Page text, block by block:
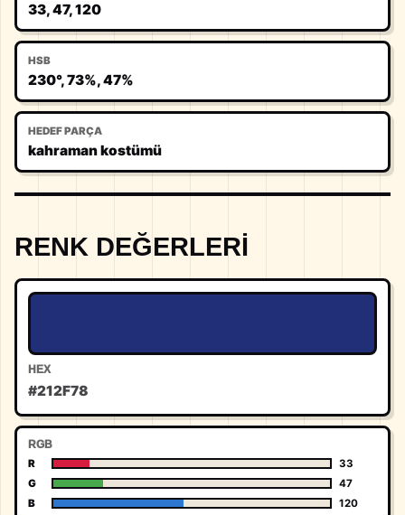
33, 47, 120
HSB
230°, 73%, 47%
HEDEF PARÇA
kahraman kostümü
RENK DEĞERLERI
HEX
#212F78
RGB
R
33
G
47
B
120